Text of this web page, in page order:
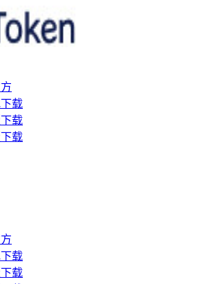
载
载
载
载
载